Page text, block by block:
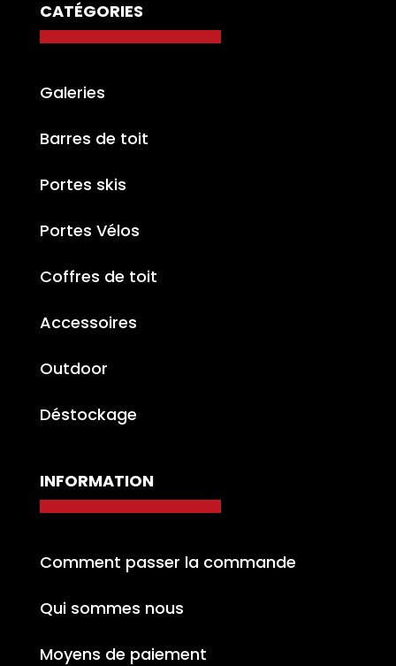
CATÉGORIES
Galeries
Barres de toit
Portes skis
Portes Vélos
Coffres de toit
Accessoires
Outdoor
Déstockage
INFORMATION
Comment passer la commande
Qui sommes nous
Moyens de paiement